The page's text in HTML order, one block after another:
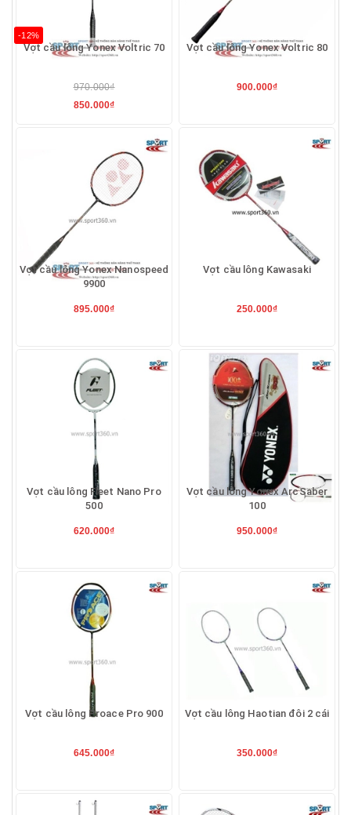
-12%
Vợt cầu lông Yonex Voltric 70
970.000₫
850.000₫
Vợt cầu lông Yonex Voltric 80
900.000₫
Vợt cầu lông Yonex Nanospeed
9900
895.000₫
Vợt cầu lông Kawasaki
250.000₫
Vợt cầu lông Fleet Nano Pro
500
620.000₫
Vợt cầu lông Yonex ArcSaber
100
950.000₫
Vợt cầu lông Proace Pro 900
645.000₫
Vợt cầu lông Haotian đôi 2 cái
350.000₫